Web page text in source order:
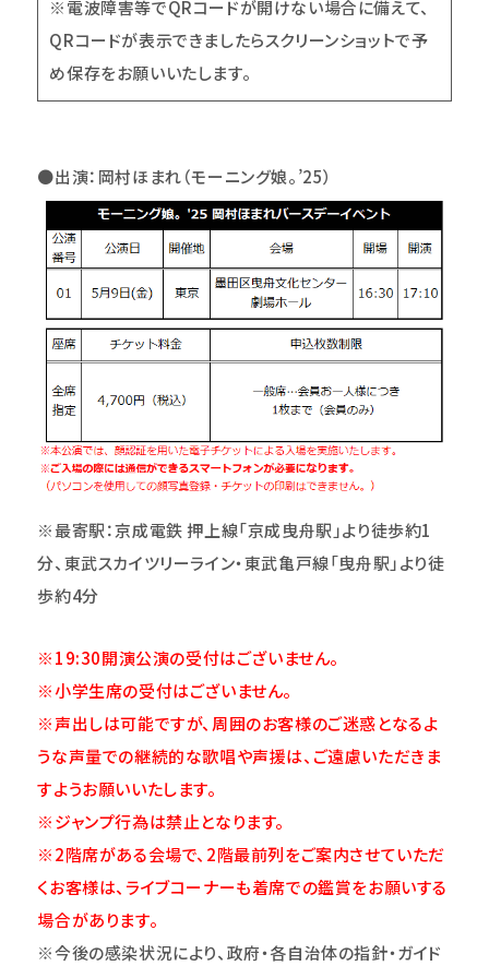
※電波障害等でQRコードが開けない場合に備えて、
QRコードが表示できましたらスクリーンショットで予
め保存をお願いいたします。
●出演：岡村ほまれ（モーニング娘。’25）
※最寄駅：京成電鉄 押上線「京成曳舟駅」より徒歩約1
分、東武スカイツリーライン・東武亀戸線「曳舟駅」より徒
歩約4分
※19:30開演公演の受付はございません。
※小学生席の受付はございません。
※声出しは可能ですが、周囲のお客様のご迷惑となるよ
うな声量での継続的な歌唱や声援は、ご遠慮いただきま
すようお願いいたします。
※ジャンプ行為は禁止となります。
※2階席がある会場で、2階最前列をご案内させていただ
くお客様は、ライブコーナーも着席での鑑賞をお願いする
場合があります。
※今後の感染状況により、政府・各自治体の指針・ガイド